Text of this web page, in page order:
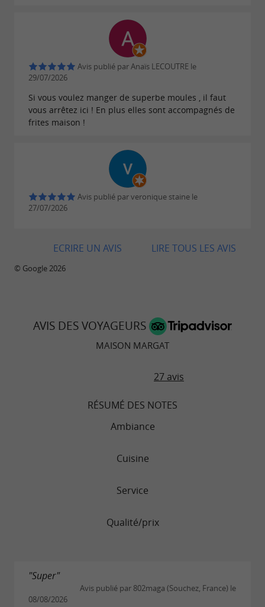
Avis publié par Anaïs LECOUTRE le
29/07/2026
Si vous voulez manger de superbe moules , il faut
vous arrêtez ici ! En plus elles sont accompagnés de
frites maison !
Avis publié par veronique staine le
27/07/2026
LIRE TOUS LES AVIS
ECRIRE UN AVIS
© Google 2026
AVIS DES VOYAGEURS
MAISON MARGAT
27 avis
RÉSUMÉ DES NOTES
Ambiance
Cuisine
Service
Qualité/prix
"Super"
Avis publié par 802maga (Souchez, France) le
08/08/2026